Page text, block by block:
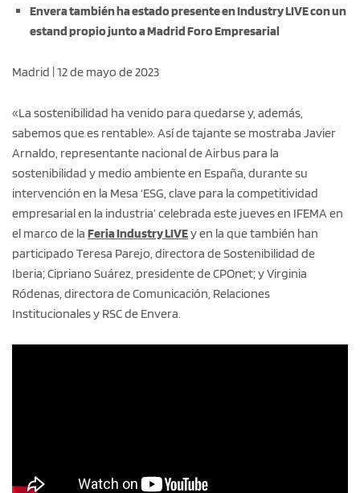
Envera también ha estado presente en Industry LIVE con un
estand propio junto a Madrid Foro Empresarial
Madrid | 12 de mayo de 2023
«La sostenibilidad ha venido para quedarse y, además,
sabemos que es rentable». Así de tajante se mostraba Javier
Arnaldo, representante nacional de Airbus para la
sostenibilidad y medio ambiente en España, durante su
intervención en la Mesa ‘ESG, clave para la competitividad
empresarial en la industria’ celebrada este jueves en IFEMA en
el marco de la Feria Industry LIVEy en la que también han
participado Teresa Parejo, directora de Sostenibilidad de
Iberia; Cipriano Suárez, presidente de CPOnet; y Virginia
Ródenas, directora de Comunicación, Relaciones
Institucionales y RSC de Envera.